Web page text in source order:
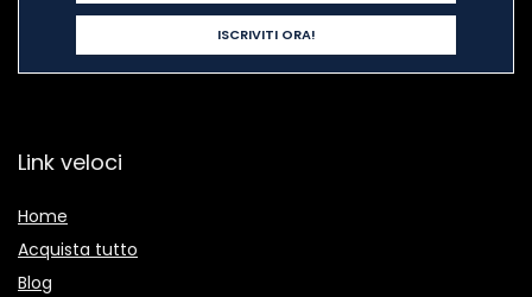
Link veloci
Home
Acquista tutto
Blog